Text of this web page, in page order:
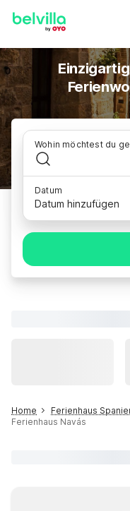
Wohin möchtest du
Datum
Datum hinzufügen
Home Ferienhaus
Ferienhaus Navás